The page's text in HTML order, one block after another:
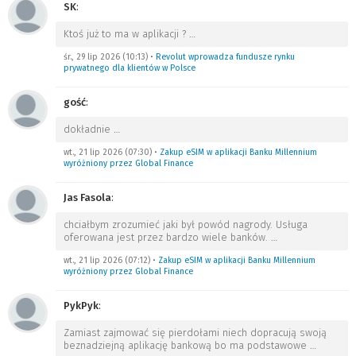
SK:
Ktoś już to ma w aplikacji ? …
śr., 29 lip 2026 (10:13) • Revolut wprowadza fundusze rynku
prywatnego dla klientów w Polsce
gość:
dokładnie …
wt., 21 lip 2026 (07:30) • Zakup eSIM w aplikacji Banku Millennium
wyróżniony przez Global Finance
Jas Fasola:
chciałbym zrozumieć jaki był powód nagrody. Usługa
oferowana jest przez bardzo wiele banków. …
wt., 21 lip 2026 (07:12) • Zakup eSIM w aplikacji Banku Millennium
wyróżniony przez Global Finance
PykPyk:
Zamiast zajmować się pierdołami niech dopracują swoją
beznadziejną aplikację bankową bo ma podstawowe …